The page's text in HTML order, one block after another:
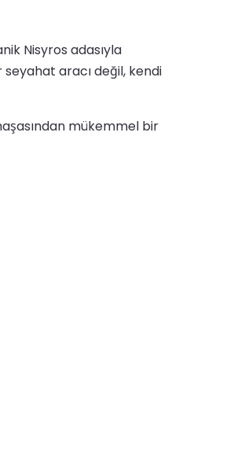
Nisyros adasıyla
seyahat aracı değil, kendi
mükemmel bir